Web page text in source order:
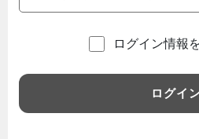
ログイン情報
ログイ